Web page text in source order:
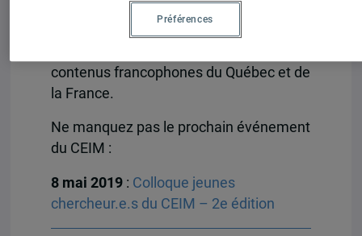
francophones et francophiles
contenus francophones du Québec et de
la France.
Ne manquez pas le prochain événement
du CEIM :
8 mai 2019: Colloque jeunes
chercheur.e.s du CEIM – 2e édition
Préférences